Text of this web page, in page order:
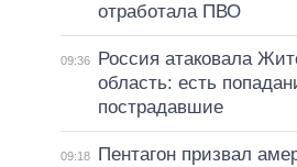
отработала ПВО
09:36
Россия атаковала
область: есть
пострадавшие
09:18
Пентагон призвал